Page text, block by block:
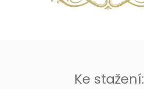
Ke stažení: